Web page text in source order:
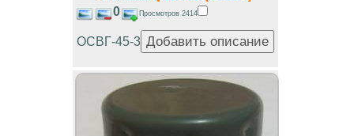
0 Просмотров 2414
ОСВГ-45-3